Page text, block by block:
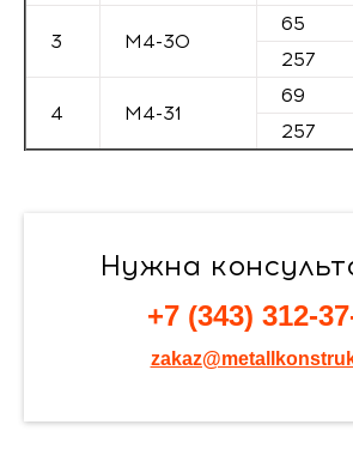
3 М4-30
65
257
4 М4-31
69
257
Нужна
+7 (343) 312-